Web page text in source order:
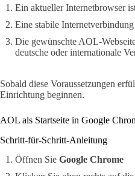
Ein aktueller Internetbrowser
Eine stabile Internetverbindung
Die gewünschte AOL-
deutsche oder internationale
Sobald diese Voraussetzungen
Einrichtung beginnen.
AOL als Startseite in Google
Schritt-für-Schritt-Anleitung
Öffnen Sie Google Chrome